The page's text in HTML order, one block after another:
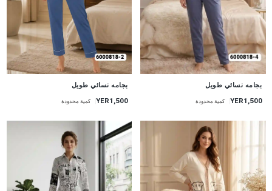
بجامه نسائي طويل
YER1,500 كمية محدودة
بجامه نسائي طويل
YER1,500 كمية محدودة